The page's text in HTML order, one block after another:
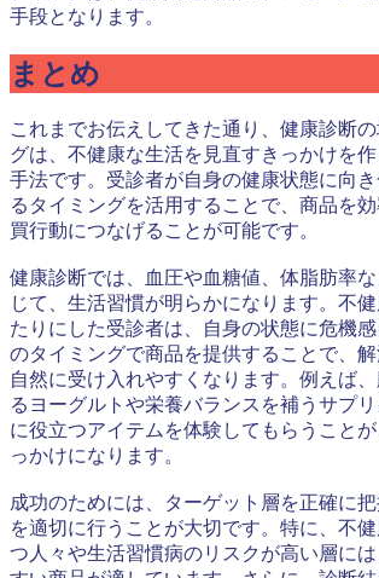
手段となります。
まとめ
これまでお伝えしてきた通り、健康診断
グは、不健康な生活を見直すきっかけを
手法です。受診者が自身の健康状態に向
るタイミングを活用することで、商品を
買行動につなげることが可能です。
健康診断では、血圧や血糖値、体脂肪率
じて、生活習慣が明らかになります。不
たりにした受診者は、自身の状態に危機
のタイミングで商品を提供することで、
自然に受け入れやすくなります。例えば
るヨーグルトや栄養バランスを補うサプ
に役立つアイテムを体験してもらうこと
っかけになります。
成功のためには、ターゲット層を正確に
を適切に行うことが大切です。特に、不
つ人々や生活習慣病のリスクが高い層に